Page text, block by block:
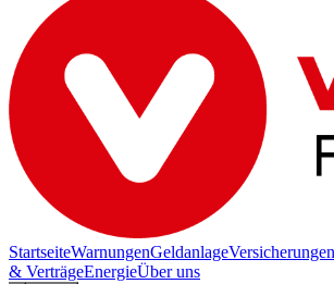
StartseiteWarnungenGeldanlageVersicherungen
& VerträgeEnergieÜber uns